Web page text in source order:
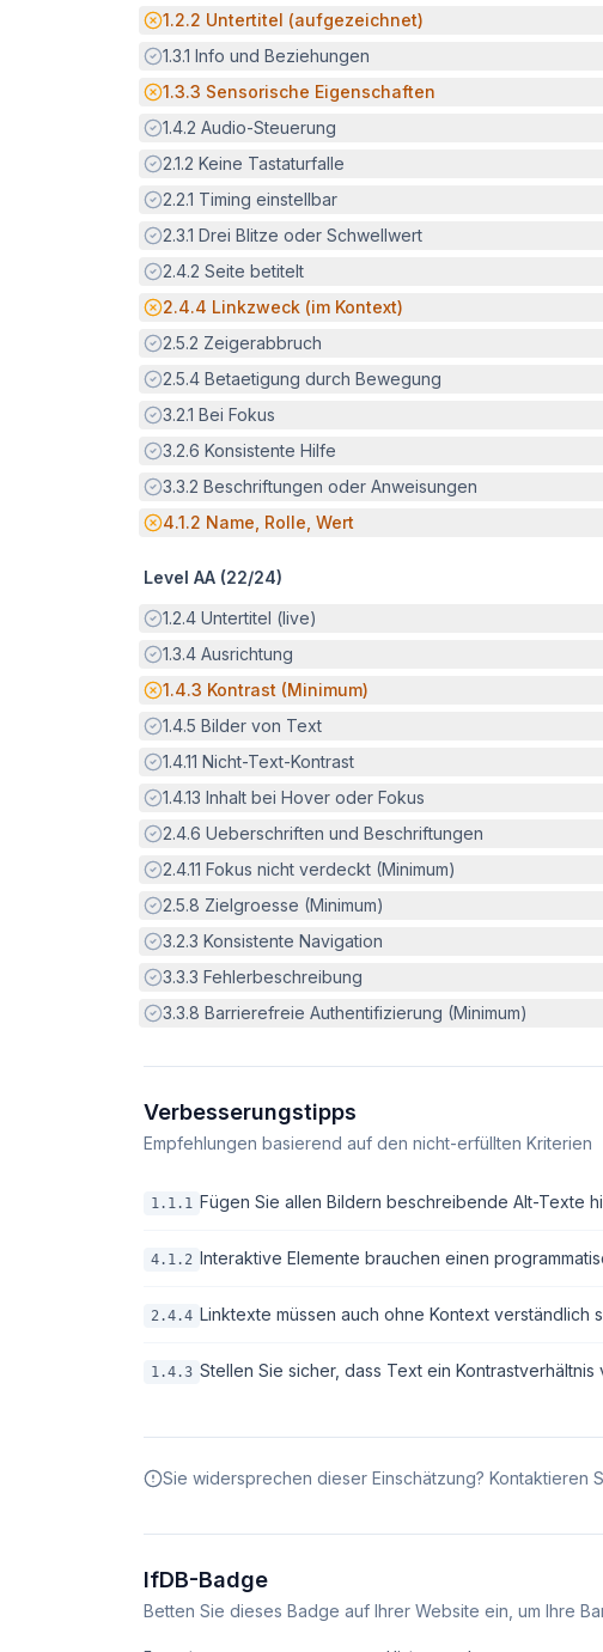
Potenzielle Barriere:
1.2.2 Untertitel (aufgezeichnet)
Erfüllt:
1.3.1 Info und Beziehungen
Potenzielle Barriere:
1.3.3 Sensorische Eigenschaften
Erfüllt:
1.4.2 Audio-Steuerung
Erfüllt:
2.1.2 Keine Tastaturfalle
Erfüllt:
2.2.1 Timing einstellbar
Erfüllt:
2.3.1 Drei Blitze oder Schwellwert
Erfüllt:
2.4.2 Seite betitelt
Potenzielle Barriere:
2.4.4 Linkzweck (im Kontext)
Erfüllt:
2.5.2 Zeigerabbruch
Erfüllt:
2.5.4 Betaetigung durch Bewegung
Erfüllt:
3.2.1 Bei Fokus
Erfüllt:
3.2.6 Konsistente Hilfe
Erfüllt:
3.3.2 Beschriftungen oder Anweisungen
Potenzielle Barriere:
4.1.2 Name, Rolle, Wert
Level AA (22/24)
Erfüllt:
1.2.4 Untertitel (live)
Erfüllt:
1.3.4 Ausrichtung
Potenzielle Barriere:
1.4.3 Kontrast (Minimum)
Erfüllt:
1.4.5 Bilder von Text
Erfüllt:
1.4.11 Nicht-Text-Kontrast
Erfüllt:
1.4.13 Inhalt bei Hover oder Fokus
Erfüllt:
2.4.6 Ueberschriften und Beschriftungen
Erfüllt:
2.4.11 Fokus nicht verdeckt (Minimum)
Erfüllt:
2.5.8 Zielgroesse (Minimum)
Erfüllt:
3.2.3 Konsistente Navigation
Erfüllt:
3.3.3 Fehlerbeschreibung
Erfüllt:
3.3.8 Barrierefreie Authentifizierung (Minimum)
Verbesserungstipps
Empfehlungen basierend auf den nicht-erfüllten Kriterien
1.1.1 Fügen Sie allen Bildern beschreibende Alt-Texte
4.1.2 Interaktive Elemente brauchen einen
2.4.4 Linktexte müssen auch ohne Kontext verständlich
1.4.3 Stellen Sie sicher, dass Text ein Kontrastverhältnis
Sie widersprechen dieser Einschätzung? Kontaktieren
IfDB-Badge
Betten Sie dieses Badge auf Ihrer Website ein, um Ihre